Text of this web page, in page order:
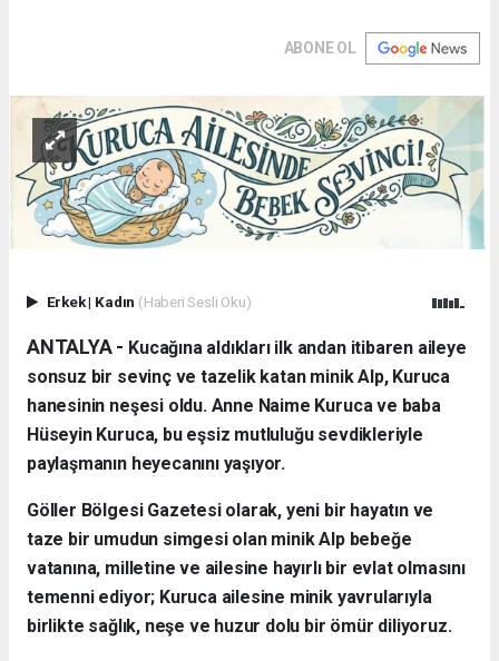
ABONE OL
Erkek| Kadın (Haberi Sesli Oku)
ANTALYA - ​ Kucağına aldıkları ilk andan itibaren aileye
sonsuz bir sevinç ve tazelik katan minik Alp, Kuruca
hanesinin neşesi oldu. Anne Naime Kuruca ve baba
Hüseyin Kuruca, bu eşsiz mutluluğu sevdikleriyle
paylaşmanın heyecanını yaşıyor.
​Göller Bölgesi Gazetesi olarak, yeni bir hayatın ve
taze bir umudun simgesi olan minik Alp bebeğe
vatanına, milletine ve ailesine hayırlı bir evlat olmasını
temenni ediyor; Kuruca ailesine minik yavrularıyla
birlikte sağlık, neşe ve huzur dolu bir ömür diliyoruz.